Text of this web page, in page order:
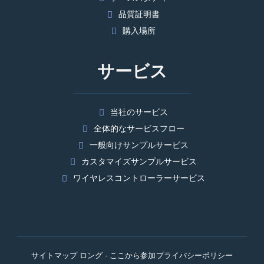
品質証明書
購入場所
サービス
当社のサービス
全体的なサービスフロー
一般向けサンプルサービス
カスタマイズサンプルサービス
ワイヤレスコントローラーサービス
サイトマップ ロング - ここから参加 プライバシーポリシー